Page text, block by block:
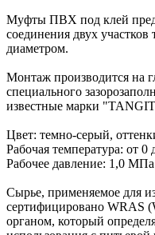
Муфты ПВХ под клей
соединения двух
диаметром.
Монтаж производится на
специального
известные марки
Цвет: темно-серый,
Рабочая температура: от 0
Рабочее давление: 1,0 МПа
Сырье, применяемое для
сертифицировано WRAS
органом, который